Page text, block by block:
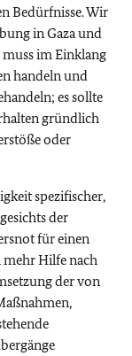
Bedürfnisse. Wir
in Gaza und
muss im Einklang
handeln und
es sollte
gründlich
oder
spezifischer,
der
für einen
Hilfe nach
der von